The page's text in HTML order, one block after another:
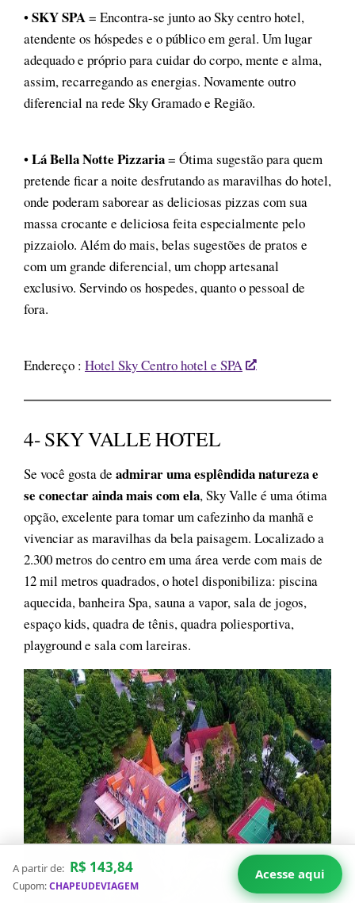
•SKY SPA= Encontra-se junto ao Sky centro hotel,
atendente os hóspedes e o público em geral. Um lugar
adequado e próprio para cuidar do corpo, mente e alma,
assim, recarregando as energias. Novamente outro
diferencial na rede Sky Gramado e Região.
•Lá Bella Notte Pizzaria= Ótima sugestão para quem
pretende ficar a noite desfrutando as maravilhas do hotel,
onde poderam saborear as deliciosas pizzas com sua
massa crocante e deliciosa feita especialmente pelo
pizzaiolo. Além do mais, belas sugestões de pratos e
com um grande diferencial, um chopp artesanal
exclusivo. Servindo os hospedes, quanto o pessoal de
fora.
Endereço : Hotel Sky Centro hotel e SPA
4- SKY VALLE HOTEL
Se você gosta de admirar uma esplêndida natureza e
se conectar ainda mais com ela, Sky Valle é uma ótima
opção, excelente para tomar um cafezinho da manhã e
vivenciar as maravilhas da bela paisagem. Localizado a
2.300 metros do centro em uma área verde com mais de
12 mil metros quadrados, o hotel disponibiliza: piscina
aquecida, banheira Spa, sauna a vapor, sala de jogos,
espaço kids, quadra de tênis, quadra poliesportiva,
playground e sala com lareiras.
A partir de: R$ 143,84
Cupom:CHAPEUDEVIAGEM
Acesse aqui